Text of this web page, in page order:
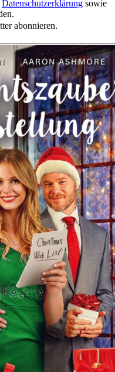
Datenschutzerklärung sowie
abonnieren.